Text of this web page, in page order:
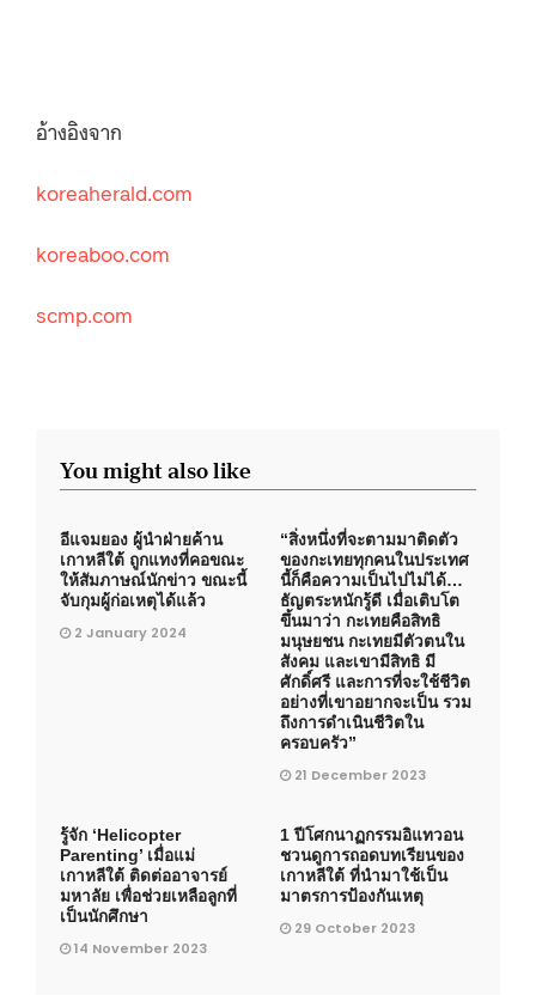
อ้างอิงจาก
koreaherald.com
koreaboo.com
scmp.com
You might also like
อีแจมยอง ผู้นำฝ่ายค้าน
เกาหลีใต้ ถูกแทงที่คอขณะ
ให้สัมภาษณ์นักข่าว ขณะนี้
จับกุมผู้ก่อเหตุได้แล้ว
2 January 2024
“สิ่งหนึ่งที่จะตามมาติดตัว
ของกะเทยทุกคนในประเทศ
นี้ก็คือความเป็นไปไม่ได้…
ธัญตระหนักรู้ดี เมื่อเติบโต
ขึ้นมาว่า กะเทยคือสิทธิ
มนุษยชน กะเทยมีตัวตนใน
สังคม และเขามีสิทธิ มี
ศักดิ์ศรี และการที่จะใช้ชีวิต
อย่างที่เขาอยากจะเป็น รวม
ถึงการดำเนินชีวิตใน
ครอบครัว”
21 December 2023
รู้จัก ‘Helicopter
Parenting’ เมื่อแม่
เกาหลีใต้ ติดต่ออาจารย์
มหาลัย เพื่อช่วยเหลือลูกที่
เป็นนักศึกษา
14 November 2023
1 ปีโศกนาฏกรรมอิแทวอน
ชวนดูการถอดบทเรียนของ
เกาหลีใต้ ที่นำมาใช้เป็น
มาตรการป้องกันเหตุ
29 October 2023